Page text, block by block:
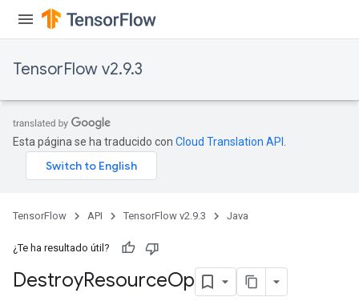
TensorFlow v2.9.3
Esta página se ha traducido con Cloud Translation API
TensorFlow API TensorFlow v2.9.3 Java
¿Te ha resultado útil?
DestroyResourceOp